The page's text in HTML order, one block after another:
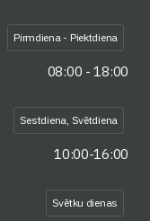
Pirmdiena - Piektdiena
08:00 - 18:00
Sestdiena, Svētdiena
10:00-16:00
Svētku dienas